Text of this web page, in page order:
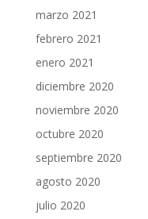
marzo 2021
febrero 2021
enero 2021
diciembre 2020
noviembre 2020
octubre 2020
septiembre 2020
agosto 2020
julio 2020